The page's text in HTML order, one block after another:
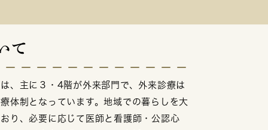
て
、主に３・4階が外来部門で、外来診療は
体制となっています。地域での暮らしを大
り、必要に応じて医師と看護師・公認心